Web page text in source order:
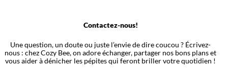
Contactez-nous!
Une question, un doute ou juste l’envie de dire coucou ? Écrivez-
nous : chez Cozy Bee, on adore échanger, partager nos bons plans et
vous aider à dénicher les pépites qui feront briller votre quotidien !